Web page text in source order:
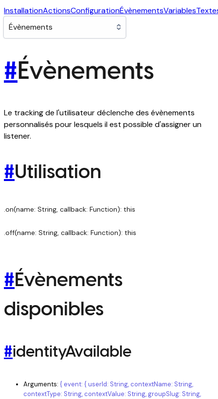
InstallationActionsConfigurationÉvènementsVariables
#Évènements
Le tracking de l'utilisateur déclenche des évènements
personnalisés pour lesquels il est possible d'assigner un
listener.
#Utilisation
.on(name: String, callback: Function): this
.off(name: String, callback: Function): this
#Évènements
disponibles
#identityAvailable
Arguments: { event: { userId: String, contextName: String,
contextType: String, contextValue: String, groupSlug: String,